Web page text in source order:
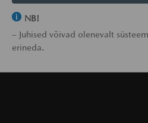
NB!
– Juhised võivad olenevalt
erineda.